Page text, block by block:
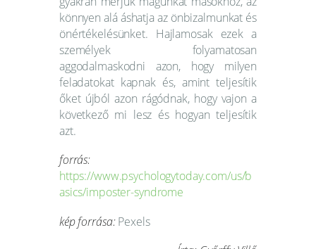
könnyen alá áshatja az önbizalmunkat és
önértékelésünket. Hajlamosak ezek a
személyek folyamatosan
aggodalmaskodni azon, hogy milyen
feladatokat kapnak és, amint teljesítik
őket újból azon rágódnak, hogy vajon a
következő mi lesz és hogyan teljesítik
azt.
forrás:
https://www.psychologytoday.com/us/b
asics/imposter-syndrome
kép forrása:Pexels